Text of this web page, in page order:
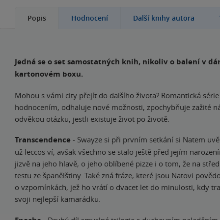
Popis Hodnocení Další knihy autora
Jedná se o set samostatných knih, nikoliv o balení v
kartonovém boxu.
Mohou s vámi city přejít do dalšího života? Romantická
hodnocením, odhaluje nové možnosti, zpochybňuje zažité
odvěkou otázku, jestli existuje život po životě.
Transcendence - Swayze si při prvním setkání si Natem
už leccos ví, avšak všechno se stalo ještě před jejím
jizvě na jeho hlavě, o jeho oblíbené pizze i o tom, že na
testu ze španělštiny. Také zná fráze, které jsou Natovi
o vzpomínkách, jež ho vrátí o dvacet let do minulosti, kdy
svoji nejlepší kamarádku.